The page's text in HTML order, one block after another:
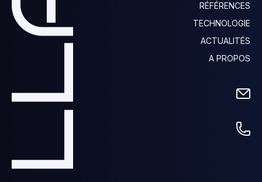
RÉFÉRENCES
TECHNOLOGIE
ACTUALITÉS
A PROPOS